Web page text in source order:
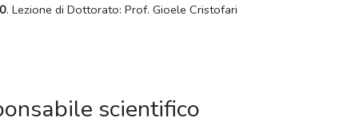
. Lezione di Dottorato: Prof. Gioele Cristofari
scientifico